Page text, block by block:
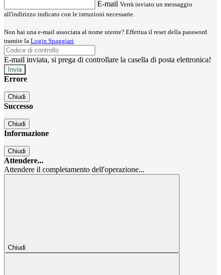
E-mail Verrà inviato un messaggio
all'indirizzo indicato con le istruzioni necessarie.
Non hai una e-mail associata al nome utente? Effettua il reset della password
tramite la Login Spaggiari
E-mail inviata, si prega di controllare la casella di posta elettronica!
Errore
Chiudi
Successo
Chiudi
Informazione
Chiudi
Attendere...
Attendere il completamento dell'operazione...
Chiudi